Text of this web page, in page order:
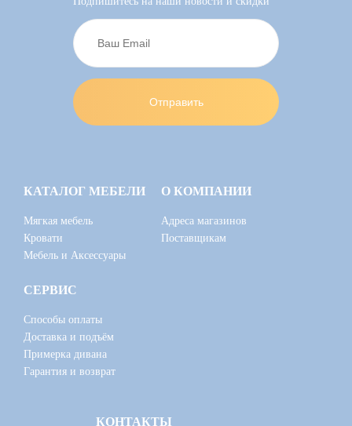
КАТАЛОГ МЕБЕЛИ
Мягкая мебель
Кровати
Мебель и Аксессуары
О КОМПАНИИ
Адреса магазинов
Поставщикам
СЕРВИС
Способы оплаты
Доставка и подъём
Примерка дивана
Гарантия и возврат
КОНТАКТЫ